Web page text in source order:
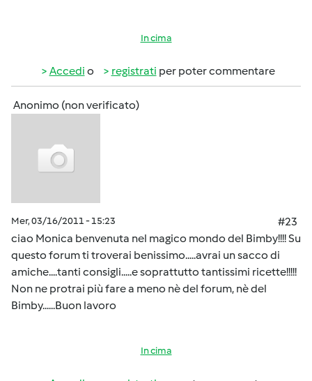
In cima
Accedi o registrati per poter commentare
Anonimo (non verificato)
Mer, 03/16/2011 - 15:23
#23
ciao Monica benvenuta nel magico mondo del Bimby!!!! Su
questo forum ti troverai benissimo.....avrai un sacco di
amiche....tanti consigli.....e soprattutto tantissimi ricette!!!!!
Non ne protrai più fare a meno nè del forum, nè del
Bimby......Buon lavoro
In cima